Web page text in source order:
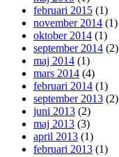
februari 2015 (1)
november 2014 (1)
oktober 2014 (1)
september 2014 (2)
maj 2014 (1)
mars 2014 (4)
februari 2014 (1)
september 2013 (2)
juni 2013 (2)
maj 2013 (3)
april 2013 (1)
februari 2013 (1)